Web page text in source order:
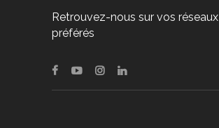
Retrouvez-nous sur vos réseaux
préférés